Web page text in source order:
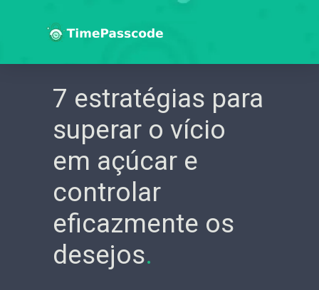
7 estratégias para
superar o vício
em açúcar e
controlar
eficazmente os
desejos.